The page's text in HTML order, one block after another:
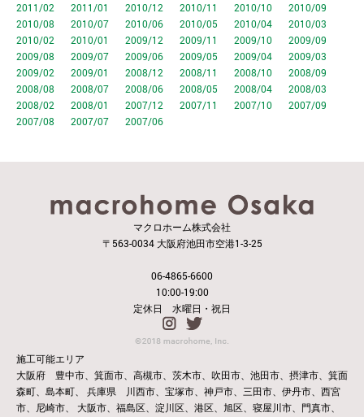
2011/02
2011/01 2010/12 2010/11 2010/10
2010/09
2010/08
2010/07 2010/06 2010/05 2010/04
2010/03
2010/02
2010/01 2009/12 2009/11 2009/10
2009/09
2009/08
2009/07 2009/06 2009/05 2009/04
2009/03
2009/02
2009/01 2008/12 2008/11 2008/10
2008/09
2008/08
2008/07 2008/06 2008/05 2008/04
2008/03
2008/02
2008/01 2007/12 2007/11 2007/10
2007/09
2007/08
2007/07 2007/06
マクロホーム株式会社
〒563-0034 大阪府池田市空港1-3-25
06-4865-6600
10:00-19:00
定休日 水曜日・祝日
施工可能エリア
大阪府 豊中市、箕面市、高槻市、茨木市、吹田市、池田市、摂津市、箕面
森町、島本町、
兵庫県 川西市、宝塚市、神戸市、三田市、伊丹市、西宮
市、尼崎市、
大阪市、福島区、淀川区、港区、旭区、寝屋川市、門真市、